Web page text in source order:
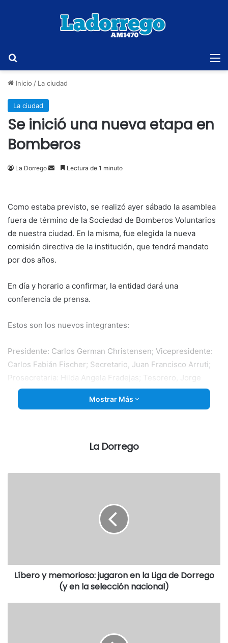
Inicio / La ciudad
La ciudad
Se inició una nueva etapa en
Bomberos
La Dorrego
SendLectura de 1 minuto
Como estaba previsto, se realizó ayer sábado la asamblea
fuera de término de la Sociedad de Bomberos Voluntarios
de nuestra ciudad. En la misma, fue elegida la nueva
comisión directiva de la institución, que tendrá mandato
por dos años.
En día y horario a confirmar, la entidad dará una
conferencia de prensa.
Estos son los nuevos integrantes:
Presidente: Carlos German Christensen; Vicepresidente:
Carlos Fabián Fischer; Secretario, Juan Francisco Arruti;
Prosecretaria: Hilda Angela Fradejas; Tesorero, Jorge
Alberto Alonso; Protesorero, Ezequiel Luis Castell; vocales
titulares, José Francisco Uslenghi, Natalia Susana
suplentes, Sergio Daniel Corral, Marco Johansen, Juan
Mostrar Más
La Dorrego
Líbero y memorioso: jugaron en la Liga de Dorrego
(y en la selección nacional)